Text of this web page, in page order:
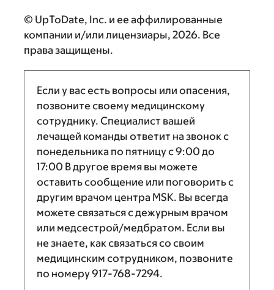
© UpToDate, Inc. и ее аффилированные
компании и/или лицензиары, 2026. Все
права защищены.
Если у вас есть вопросы или опасения,
позвоните своему медицинскому
сотруднику. Специалист вашей
лечащей команды ответит на звонок с
понедельника по пятницу с9:00 до
17:00 В другое время вы можете
оставить сообщение или поговорить с
другим врачом центра MSK. Вы всегда
можете связаться с дежурным врачом
или медсестрой/медбратом. Если вы
не знаете, как связаться со своим
медицинским сотрудником, позвоните
по номеру917-768-7294.